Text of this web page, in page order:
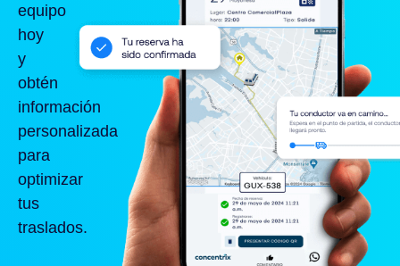
equipo
hoy
y
obtén
información
personalizada
para
optimizar
tus
traslados.